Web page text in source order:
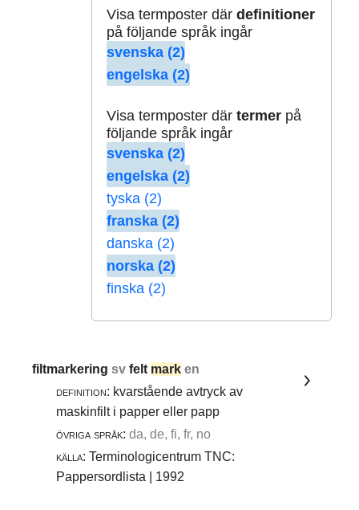
Visa termposter där definitioner
på följande språk ingår
svenska (2)
engelska (2)
Visa termposter där termerpå
följande språk ingår
svenska (2)
engelska (2)
tyska (2)
franska (2)
danska (2)
norska (2)
finska (2)
filtmarkeringsvfelt mark en
definition: kvarstående avtryck av
maskinfilt i papper eller papp
övriga språk: da, de, fi, fr, no
källa: Terminologicentrum TNC:
Pappersordlista | 1992